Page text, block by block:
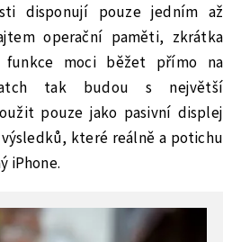
disponují pouze jedním až
operační paměti, zkrátka
moci běžet přímo na
tak budou s největší
pouze jako pasivní displej
které reálně a potichu
iPhone.